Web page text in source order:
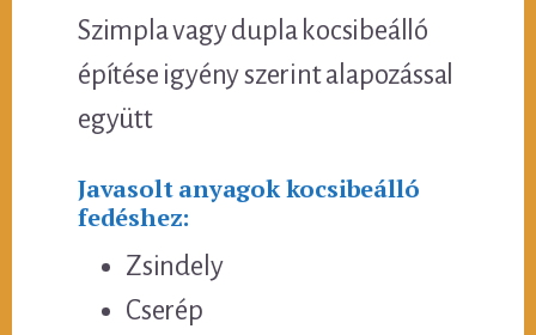
Szimpla vagy dupla kocsibeálló
építése igyény szerint alapozással
együtt
Javasolt anyagok kocsibeálló
fedéshez:
Zsindely
Cserép